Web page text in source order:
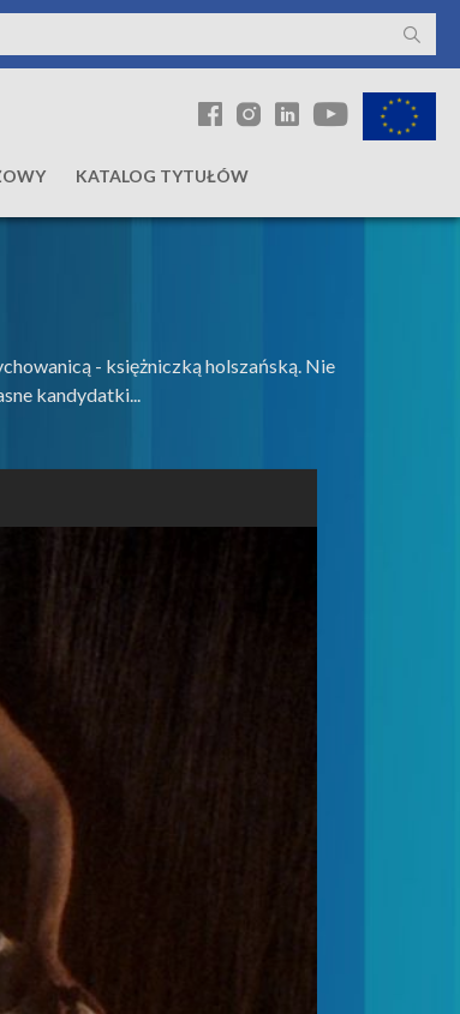
KATALOG TYTUŁÓW
- księżniczką holszańską. Nie
kandydatki...